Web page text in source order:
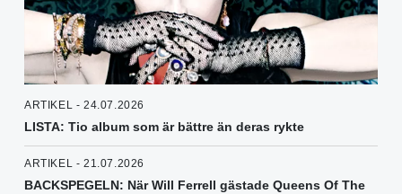
ARTIKEL - 24.07.2026
LISTA: Tio album som är bättre än deras rykte
ARTIKEL - 21.07.2026
BACKSPEGELN: När Will Ferrell gästade Queens Of The